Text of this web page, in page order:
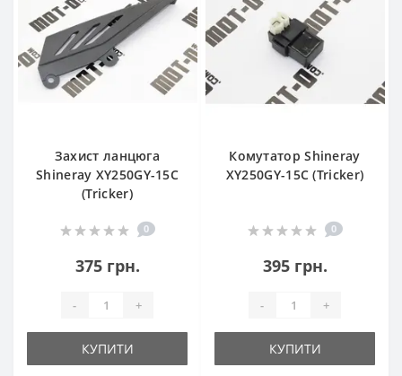
Захист ланцюга
Shineray XY250GY-15С
(Tricker)
0
375 грн.
- +
КУПИТИ
Комутатор Shineray
XY250GY-15С (Tricker)
0
395 грн.
- +
КУПИТИ